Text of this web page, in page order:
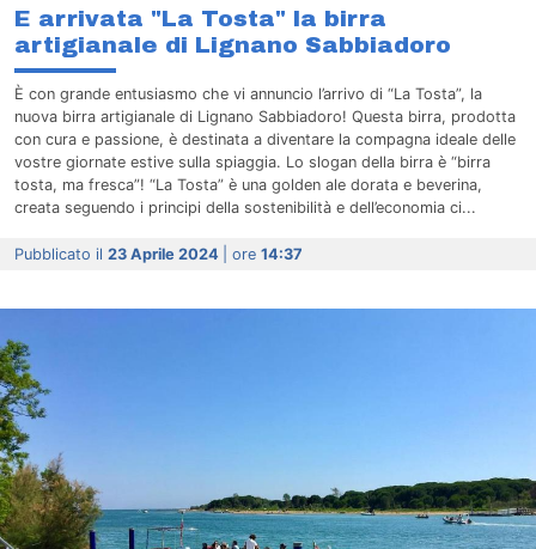
E arrivata "La Tosta" la birra
artigianale di Lignano Sabbiadoro
È con grande entusiasmo che vi annuncio l’arrivo di “La Tosta”, la
nuova birra artigianale di Lignano Sabbiadoro! Questa birra, prodotta
con cura e passione, è destinata a diventare la compagna ideale delle
vostre giornate estive sulla spiaggia. Lo slogan della birra è “birra
tosta, ma fresca”! “La Tosta” è una golden ale dorata e beverina,
creata seguendo i principi della sostenibilità e dell’economia ci...
Pubblicato il 23 Aprile 2024 | ore 14:37